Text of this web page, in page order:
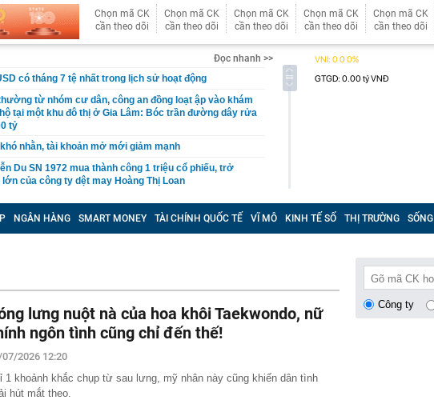
Chọn mã CK
cần theo dõi
Chọn mã CK
cần theo dõi
Chọn mã CK
cần theo dõi
Chọn mã CK
cần theo dõi
Chọn mã CK
cần theo dõi
Đọc nhanh >>
có tháng 7 tệ nhất trong lịch sử hoạt động
từ nhóm cư dân, công an đồng loạt ập vào khám
tại một khu đô thị ở Gia Lâm: Bóc trần đường dây rửa
tỷ
nhằn, tài khoản mở mới giảm mạnh
Du SN 1972 mua thành công 1 triệu cổ phiếu, trở
của công ty dệt may Hoàng Thị Loan
núi cao thứ 5 Việt Nam, là “ cột mốc thiêng liêng đẹp
ở độ cao trên 3.000m, điểm đến "trong mơ" của dân
được vinh danh "Hệ thống Y khoa tốt nhất Việt Nam
bị HoSE cắt margin trong tháng 8
Việt thu hơn 1 tỷ USD ở nước ngoài trong nửa đầu
tăng hơn 120%
dự phóng VN-Index có thể chạm mốc 1.885 điểm
8
lượng tiền hơn 62.000 tỷ đồng, lớn hơn cả Vinhomes,
NGÂN HÀNG SMART MONEY TÀI CHÍNH QUỐC TẾ VĨ MÔ KINH TẾ SỐ THỊ TRƯỜNG SỐNG
lưng nuột nà của hoa khôi Taekwondo, nữ
ngôn tình cũng chỉ đến thế!
07/2026 12:20
1 khoảnh khắc chụp từ sau lưng, mỹ nhân này cũng khiến dân tình
hút mắt theo.
Công ty